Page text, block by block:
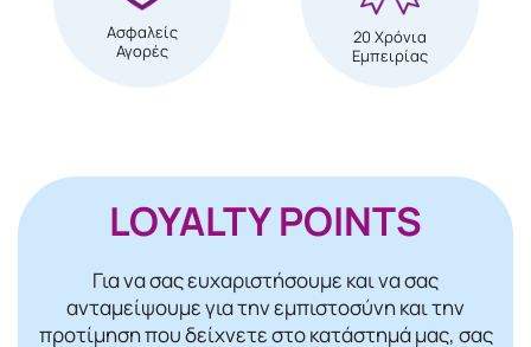
Ασφαλείς
Αγορές
20 Χρόνια
Εμπειρίας
LOYALTY POINTS
Για να σας ευχαριστήσουμε και να σας
ανταμείψουμε για την εμπιστοσύνη και την
προτίμηση που δείχνετε στο κατάστημά μας, σας